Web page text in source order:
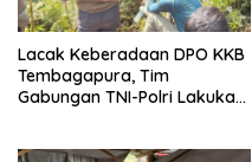
Lacak Keberadaan DPO KKB
Tembagapura, Tim
Gabungan TNI-Polri Lakukan